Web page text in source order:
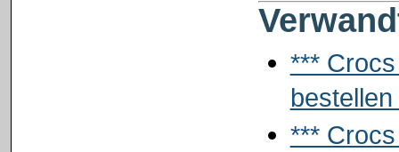
***
bestellen
***